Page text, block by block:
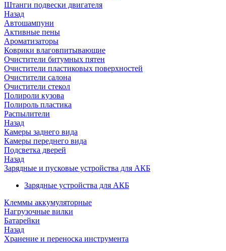
Штанги подвески двигателя
Назад
Автошампуни
Активные пены
Ароматизаторы
Коврики влаговпитывающие
Очистители битумных пятен
Очистители пластиковых поверхностей
Очистители салона
Очистители стекол
Полироли кузова
Полироль пластика
Распылители
Назад
Камеры заднего вида
Камеры переднего вида
Подсветка дверей
Назад
Зарядные и пусковые устройства для АКБ
Зарядные устройства для АКБ
Клеммы аккумуляторные
Нагрузочные вилки
Батарейки
Назад
Хранение и переноска инструмента